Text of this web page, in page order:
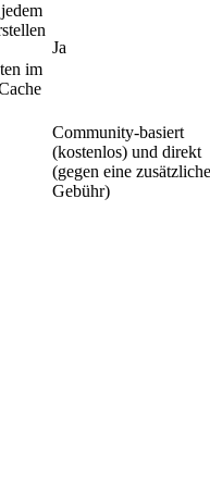
im
Ja
Community-basiert
(kostenlos) und direkt
(gegen eine zusätzliche
Gebühr)